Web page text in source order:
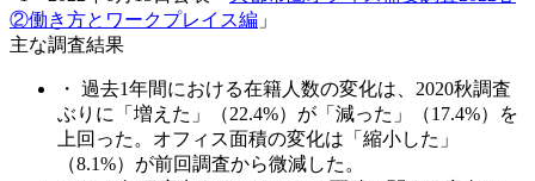
②働き方とワークプレイス編 」
主な調査結果
・ 過去1年間における在籍人数の変化は、2020秋調査
ぶりに「増えた」（22.4%）が「減った」（17.4%）を
上回った。オフィス面積の変化は「縮小した」
（8.1%）が前回調査から微減した。